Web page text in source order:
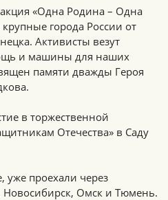
«Одна Родина – Одна
города России от
Активисты везут
и машины для наших
памяти дважды Героя
в торжественной
Отечества» в Саду
уже проехали через
Новосибирск, Омск и Тюмень.